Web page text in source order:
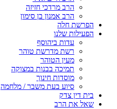
הרב מרדכי חזיזה
הרב אמנון בן סימון
הפרשת חלה
הפעילות שלנו
עדות ביהוסף
רשת מדרשת טוהר
מעין הטוהר
תמיכה בבנות במצוקה
מוסדות חינוך
סיוע בעת משבר / מלחמה
בית דין צדק
שאל את הרב